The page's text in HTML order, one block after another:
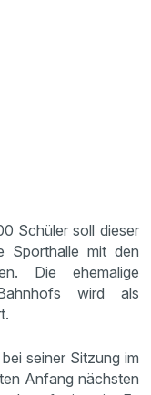
Schüler soll dieser
Sporthalle mit den
Die ehemalige
wird als
seiner Sitzung im
Anfang nächsten